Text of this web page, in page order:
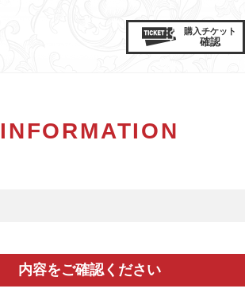
購入チケット
確認
INFORMATION
内容をご確認ください